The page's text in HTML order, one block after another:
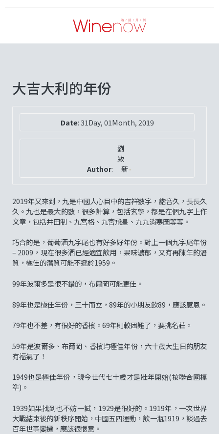
大吉大利的年份
Date:31Day, 01Month, 2019
Author:
劉
致
新
2019年又來到，九是中國人心目中的吉祥數字，諧音久，長長久
久。九也是最大的數，很多計算，包括玄學，都是在個九字上作
文章，包括井田制、九宮格、九宮飛星、九九消寒圖等等。
巧合的是，葡萄酒九字尾也有好多好年份。對上一個九字尾年份
– 2009，現在很多酒已經適宜飲用，果味濃郁，又有再陳年的潛
質，極佳的潛質可能不遜於1959。
99年波爾多是很不錯的，布爾岡可能更佳。
89年也是極佳年份，三十而立，89年的小朋友飲89，應該感恩。
79年也不差，有很好的香檳。69年則較困難了，要挑名莊。
59年是波爾多、布爾岡、香檳均極佳年份，六十歲大生日的朋友
有福氣了！
1949也是極佳年份，現今世代七十歲才是壯年開始(按聯合國標
準)。
1939如果找到也不妨一試，1929是很好的。1919年，一次世界
大戰結束後的新秩序開始，中國五四運動，飲一瓶1919，談過去
百年世事變遷，應該很愜意。